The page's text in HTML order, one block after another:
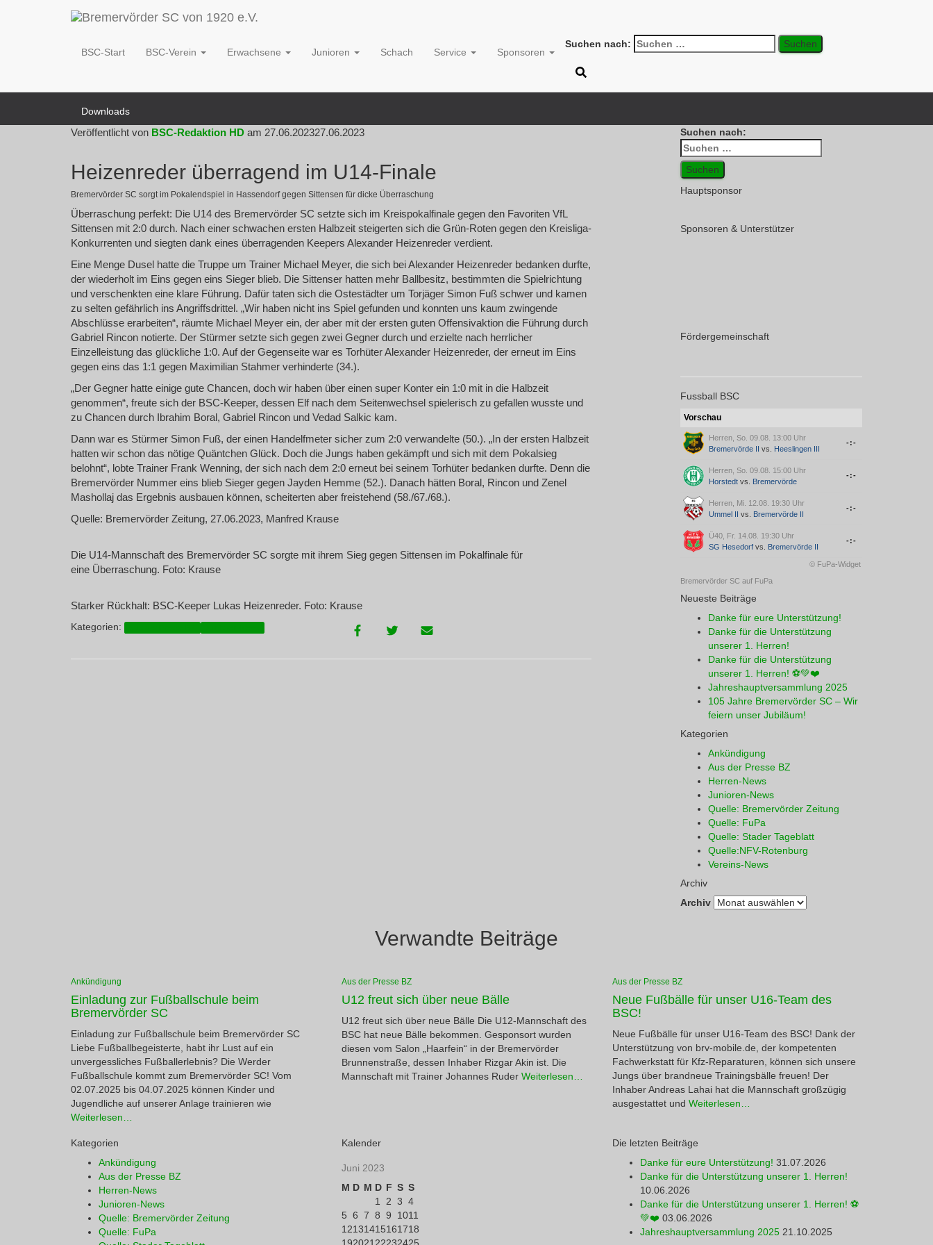
Kontakt
Downloads
BSC-Start BSC-Verein Erwachsene Junioren Schach Service Sponsoren
Suchen nach:
Veröffentlicht von BSC-Redaktion HD am 27.06.202327.06.2023
Heizenreder überragend im U14-Finale
Bremervörder SC sorgt im Pokalendspiel in Hassendorf gegen Sittensen für dicke Überraschung
Überraschung perfekt: Die U14 des Bremervörder SC setzte sich im Kreispokalfinale gegen den Favoriten VfL
Sittensen mit 2:0 durch. Nach einer schwachen ersten Halbzeit steigerten sich die Grün-Roten gegen den Kreisliga-
Konkurrenten und siegten dank eines überragenden Keepers Alexander Heizenreder verdient.
Eine Menge Dusel hatte die Truppe um Trainer Michael Meyer, die sich bei Alexander Heizenreder bedanken durfte,
der wiederholt im Eins gegen eins Sieger blieb. Die Sittenser hatten mehr Ballbesitz, bestimmten die Spielrichtung
und verschenkten eine klare Führung. Dafür taten sich die Ostestädter um Torjäger Simon Fuß schwer und kamen
zu selten gefährlich ins Angriffsdrittel. „Wir haben nicht ins Spiel gefunden und konnten uns kaum zwingende
Abschlüsse erarbeiten“, räumte Michael Meyer ein, der aber mit der ersten guten Offensivaktion die Führung durch
Gabriel Rincon notierte. Der Stürmer setzte sich gegen zwei Gegner durch und erzielte nach herrlicher
Einzelleistung das glückliche 1:0. Auf der Gegenseite war es Torhüter Alexander Heizenreder, der erneut im Eins
gegen eins das 1:1 gegen Maximilian Stahmer verhinderte (34.).
„Der Gegner hatte einige gute Chancen, doch wir haben über einen super Konter ein 1:0 mit in die Halbzeit
genommen“, freute sich der BSC-Keeper, dessen Elf nach dem Seitenwechsel spielerisch zu gefallen wusste und
zu Chancen durch Ibrahim Boral, Gabriel Rincon und Vedad Salkic kam.
Dann war es Stürmer Simon Fuß, der einen Handelfmeter sicher zum 2:0 verwandelte (50.). „In der ersten Halbzeit
hatten wir schon das nötige Quäntchen Glück. Doch die Jungs haben gekämpft und sich mit dem Pokalsieg
belohnt“, lobte Trainer Frank Wenning, der sich nach dem 2:0 erneut bei seinem Torhüter bedanken durfte. Denn die
Bremervörder Nummer eins blieb Sieger gegen Jayden Hemme (52.). Danach hätten Boral, Rincon und Zenel
Mashollaj das Ergebnis ausbauen können, scheiterten aber freistehend (58./67./68.).
Quelle: Bremervörder Zeitung, 27.06.2023, Manfred Krause
Die U14-Mannschaft des Bremervörder SC sorgte mit ihrem Sieg gegen Sittensen im Pokalfinale für
eine Überraschung. Foto: Krause
Starker Rückhalt: BSC-Keeper Lukas Heizenreder. Foto: Krause
Kategorien:
Suchen nach:
Hauptsponsor
Sponsoren & Unterstützer
Fördergemeinschaft
Fussball BSC
Vorschau
Herren, So. 09.08. 13:00 Uhr
Bremervörde II vs. Heeslingen III
-:-
Herren, So. 09.08. 15:00 Uhr
Horstedtvs. Bremervörde
-:-
Herren, Mi. 12.08. 19:30 Uhr
Ummel II vs. Bremervörde II
-:-
Ü40, Fr. 14.08. 19:30 Uhr
SG Hesedorfvs. Bremervörde II
-:-
© FuPa-Widget
Bremervörder SC auf FuPa
Neueste Beiträge
Danke für eure Unterstützung!
Danke für die Unterstützung
unserer 1. Herren!
Danke für die Unterstützung
unserer 1. Herren! ⚽💚❤️
Jahreshauptversammlung 2025
105 Jahre Bremervörder SC – Wir
feiern unser Jubiläum!
Kategorien
Ankündigung
Aus der Presse BZ
Herren-News
Junioren-News
Quelle: Bremervörder Zeitung
Quelle: FuPa
Quelle: Stader Tageblatt
Quelle:NFV-Rotenburg
Vereins-News
Archiv
Archiv
Verwandte Beiträge
Ankündigung
Einladung zur Fußballschule beim
Bremervörder SC
Einladung zur Fußballschule beim Bremervörder SC
Liebe Fußballbegeisterte, habt ihr Lust auf ein
unvergessliches Fußballerlebnis? Die Werder
Fußballschule kommt zum Bremervörder SC! Vom
02.07.2025 bis 04.07.2025 können Kinder und
Jugendliche auf unserer Anlage trainieren wie
Weiterlesen…
Aus der Presse BZ
U12 freut sich über neue Bälle
U12 freut sich über neue Bälle Die U12-Mannschaft des
BSC hat neue Bälle bekommen. Gesponsort wurden
diesen vom Salon „Haarfein“ in der Bremervörder
Brunnenstraße, dessen Inhaber Rizgar Akin ist. Die
Mannschaft mit Trainer Johannes Ruder Weiterlesen…
Aus der Presse BZ
Neue Fußbälle für unser U16-Team des
BSC!
Neue Fußbälle für unser U16-Team des BSC! Dank der
Unterstützung von brv-mobile.de, der kompetenten
Fachwerkstatt für Kfz-Reparaturen, können sich unsere
Jungs über brandneue Trainingsbälle freuen! Der
Inhaber Andreas Lahai hat die Mannschaft großzügig
ausgestattet und Weiterlesen…
Kategorien
Ankündigung
Aus der Presse BZ
Herren-News
Junioren-News
Quelle: Bremervörder Zeitung
Quelle: FuPa
Kalender
Juni 2023
M D M D F S S
1
2 3 4
5 6 7 8 9 1011
12131415161718
Die letzten Beiträge
Danke für eure Unterstützung! 31.07.2026
Danke für die Unterstützung unserer 1. Herren!
10.06.2026
Danke für die Unterstützung unserer 1. Herren! ⚽
💚❤️ 03.06.2026
Jahreshauptversammlung 2025 21.10.2025